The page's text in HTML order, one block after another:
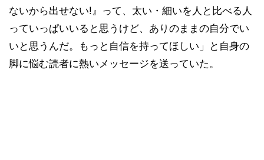
ないから出せない!』って、太い・細いを人と比べる人
っていっぱいいると思うけど、ありのままの自分でい
いと思うんだ。もっと自信を持ってほしい」と自身の
脚に悩む読者に熱いメッセージを送っていた。